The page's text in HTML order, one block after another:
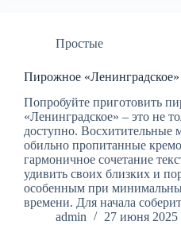
Простые
Пирожное «Ленинградское»
Попробуйте приготовить
«Ленинградское» – это не
доступно. Восхитительные
обильно пропитанные
гармоничное сочетание
удивить своих близких и
особенным при
времени. Для начала
admin
27 июня 2025